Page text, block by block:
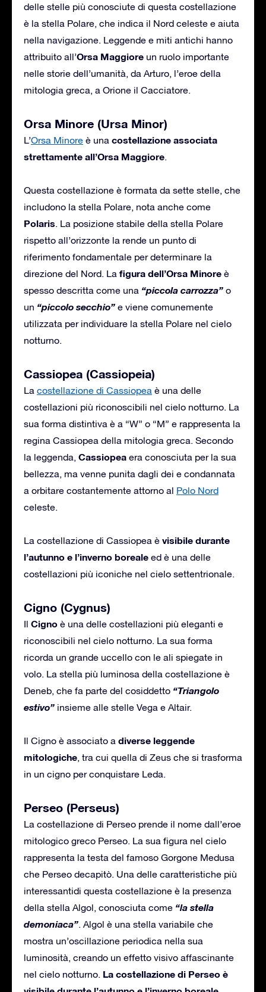
delle stelle più conosciute di questa costellazione
è la stella Polare, che indica il Nord celeste e aiuta
nella navigazione. Leggende e miti antichi hanno
attribuito all’Orsa Maggiore un ruolo importante
nelle storie dell’umanità, da Arturo, l’eroe della
mitologia greca, a Orione il Cacciatore.
Orsa Minore (Ursa Minor)
L’Orsa Minore è una costellazione associata
strettamente all’Orsa Maggiore.
Questa costellazione è formata da sette stelle, che
includono la stella Polare, nota anche come
Polaris. La posizione stabile della stella Polare
rispetto all’orizzonte la rende un punto di
riferimento fondamentale per determinare la
direzione del Nord. La figura dell’Orsa Minore è
spesso descritta come una “piccola carrozza” o
un “piccolo secchio” e viene comunemente
utilizzata per individuare la stella Polare nel cielo
notturno.
Cassiopea (Cassiopeia)
La costellazione di Cassiopea è una delle
costellazioni più riconoscibili nel cielo notturno. La
sua forma distintiva è a “W” o “M” e rappresenta la
regina Cassiopea della mitologia greca. Secondo
la leggenda, Cassiopea era conosciuta per la sua
bellezza, ma venne punita dagli dei e condannata
a orbitare costantemente attorno al Polo Nord
celeste.
La costellazione di Cassiopea è visibile durante
l’autunno e l’inverno boreale ed è una delle
costellazioni più iconiche nel cielo settentrionale.
Cigno (Cygnus)
Il Cigno è una delle costellazioni più eleganti e
riconoscibili nel cielo notturno. La sua forma
ricorda un grande uccello con le ali spiegate in
volo. La stella più luminosa della costellazione è
Deneb, che fa parte del cosiddetto “Triangolo
estivo” insieme alle stelle Vega e Altair.
Il Cigno è associato a diverse leggende
mitologiche, tra cui quella di Zeus che si trasforma
in un cigno per conquistare Leda.
Perseo (Perseus)
La costellazione di Perseo prende il nome dall’eroe
mitologico greco Perseo. La sua figura nel cielo
rappresenta la testa del famoso Gorgone Medusa
che Perseo decapitò. Una delle caratteristiche più
interessantidi questa costellazione è la presenza
della stella Algol, conosciuta come “la stella
demoniaca”. Algol è una stella variabile che
mostra un’oscillazione periodica nella sua
luminosità, creando un effetto visivo affascinante
nel cielo notturno. La costellazione di Perseo è